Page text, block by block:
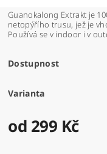
Guanokalong Extrakt je
netopýřího trusu, jež je
Používá se v indoor i v
Dostupnost
Varianta
od 299 Kč